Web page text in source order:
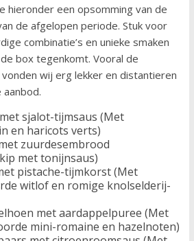
hieronder een opsomming van de
de afgelopen periode. Stuk voor
combinatie’s en unieke smaken
box tegenkomt. Vooral de
wij erg lekker en distantieren
sjalot-tijmsaus (Met
en haricots verts)
zuurdesembrood
met tonijnsaus)
pistache-tijmkorst (Met
witlof en romige knolselderij-
met aardappelpuree (Met
mini-romaine en hazelnoten)